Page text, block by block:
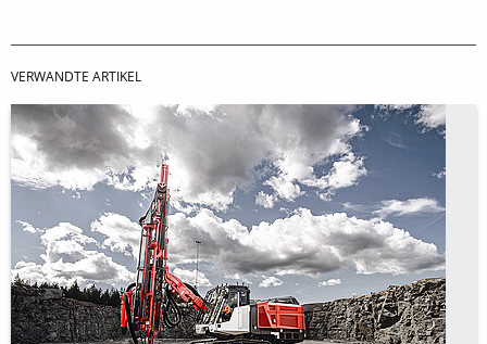
VERWANDTE ARTIKEL